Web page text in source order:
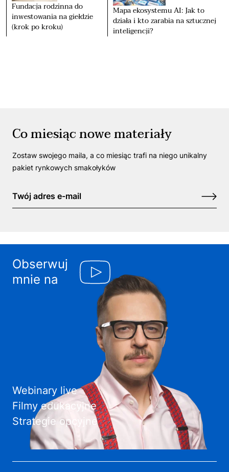
Fundacja rodzinna do
inwestowania na giełdzie
(krok po kroku)
Mapa ekosystemu AI: Jak to
działa i kto zarabia na sztucznej
inteligencji?
Co miesiąc nowe materiały
Zostaw swojego maila, a co miesiąc trafi na niego unikalny
pakiet rynkowych smakołyków
Obserwuj
mnie na
Webinary live
Filmy edukacyjne
Strategie opcyjne